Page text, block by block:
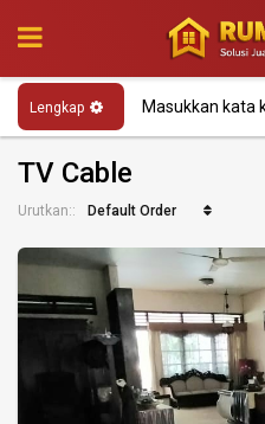
Lengkap
TV Cable
Urutkan:: Default Order